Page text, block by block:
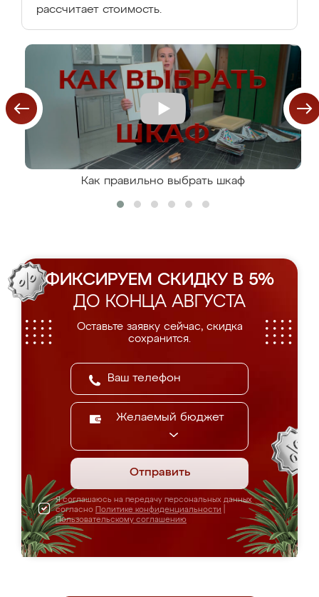
рассчитает стоимость.
Как правильно выбрать шкаф
ФИКСИРУЕМ СКИДКУ В 5%
ДО КОНЦА АВГУСТА
Оставьте заявку сейчас, скидка
сохранится.
Желаемый бюджет
Отправить
Я соглашаюсь на передачу персональных данных
согласно Политике конфиденциальности
Пользовательскому соглашению